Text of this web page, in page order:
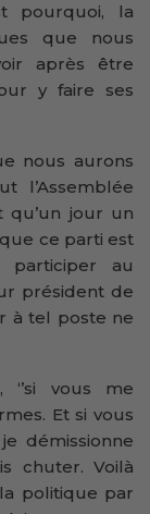
pourquoi, la
que nous
après être
y faire ses
nous aurons
l’Assemblée
qu’un jour un
ce parti est
participer au
président de
à tel poste ne
vous me
Et si vous
démissionne
chuter. Voilà
politique par